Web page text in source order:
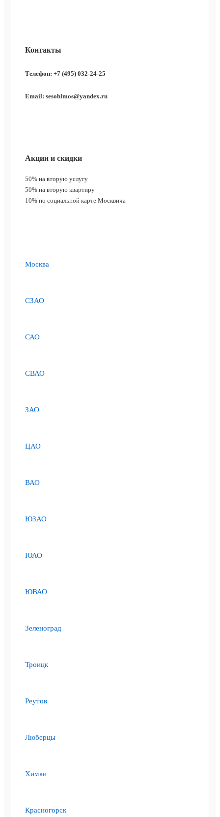
Контакты
Телефон: +7 (495) 032-24-25
Email: sesoblmos@yandex.ru
Акции и скидки
50% на вторую услугу
50% на вторую квартиру
10% по социальной карте Москвича
Москва
СЗАО
САО
СВАО
ЗАО
ЦАО
ВАО
ЮЗАО
ЮАО
ЮВАО
Зеленоград
Троицк
Реутов
Люберцы
Химки
Красногорск